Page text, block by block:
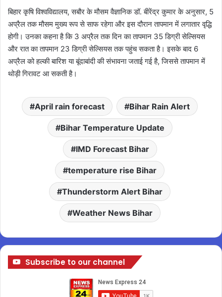
बिहार कृषि विश्वविद्यालय, सबौर के मौसम वैज्ञानिक डॉ. बीरेंद्र कुमार के अनुसार, 5
अप्रैल तक मौसम मुख्य रूप से साफ रहेगा और इस दौरान तापमान में लगातार वृद्धि
होगी। उनका कहना है कि 3 अप्रैल तक दिन का तापमान 35 डिग्री सेल्सियस
और रात का तापमान 23 डिग्री सेल्सियस तक पहुंच सकता है। इसके बाद 6
अप्रैल को हल्की बारिश या बूंदाबांदी की संभावना जताई गई है, जिससे तापमान में
थोड़ी गिरावट आ सकती है।
April rain forecast Bihar Rain Alert
Bihar Temperature Update
IMD Forecast Bihar
temperature rise Bihar
Thunderstorm Alert Bihar
Weather News Bihar
Subscribe to our channel